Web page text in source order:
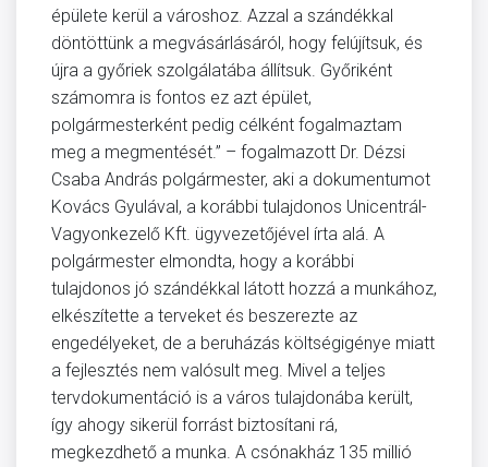
épülete kerül a városhoz. Azzal a szándékkal
döntöttünk a megvásárlásáról, hogy felújítsuk, és
újra a győriek szolgálatába állítsuk. Győriként
számomra is fontos ez azt épület,
polgármesterként pedig célként fogalmaztam
meg a megmentését.” – fogalmazott Dr. Dézsi
Csaba András polgármester, aki a dokumentumot
Kovács Gyulával, a korábbi tulajdonos Unicentrál-
Vagyonkezelő Kft. ügyvezetőjével írta alá. A
polgármester elmondta, hogy a korábbi
tulajdonos jó szándékkal látott hozzá a munkához,
elkészítette a terveket és beszerezte az
engedélyeket, de a beruházás költségigénye miatt
a fejlesztés nem valósult meg. Mivel a teljes
tervdokumentáció is a város tulajdonába került,
így ahogy sikerül forrást biztosítani rá,
megkezdhető a munka. A csónakház 135 millió